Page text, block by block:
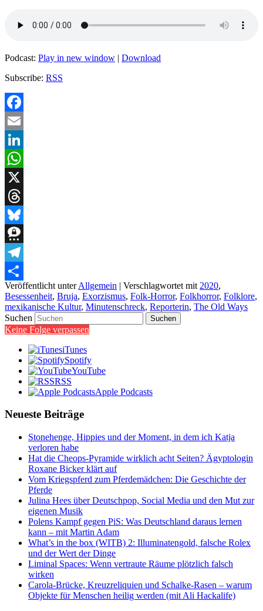
Podcast: Play in new window | Download
Subscribe: RSS
Facebook
Email
LinkedIn
WhatsApp
X
Threads
Bluesky
Threema
Telegram
Teilen
Veröffentlicht unter Allgemein | Verschlagwortet mit 2020,
Besessenheit, Bruja, Exorzismus, Folk-Horror, Folkhorror, Folklore,
mexikanische Kultur, Minutenschreck, Reporterin, The Old Ways
Suchen
Keine Folge verpassen
iTunes
Spotify
YouTube
RSS
Apple Podcasts
Neueste Beiträge
Stonehenge, Hippies und der Moment, in dem ich Katja
verloren habe
Hat die Cheops-Pyramide wirklich acht Seiten? Ägyptologin
Roxane Bicker klärt auf
Vom Kriegspferd zum Pferdemädchen: Die Geschichte der
Pferde
Julina Hees über Deutschpop, Social Media und den Mut zur
eigenen Musik
Polens Kampf gegen PiS: Was Deutschland daraus lernen
kann – mit Martin Adam
What’s in the box (WITB) 2: Illuminatengold, falsche Rolex
und der Wert der Dinge
Liminal Spaces: Wenn vertraute Räume plötzlich falsch
wirken
Carola-Brücke, Kreuzreliquien und Schalke-Rasen – warum
Objekte für Menschen heilig werden (mit Ali Hackalife)